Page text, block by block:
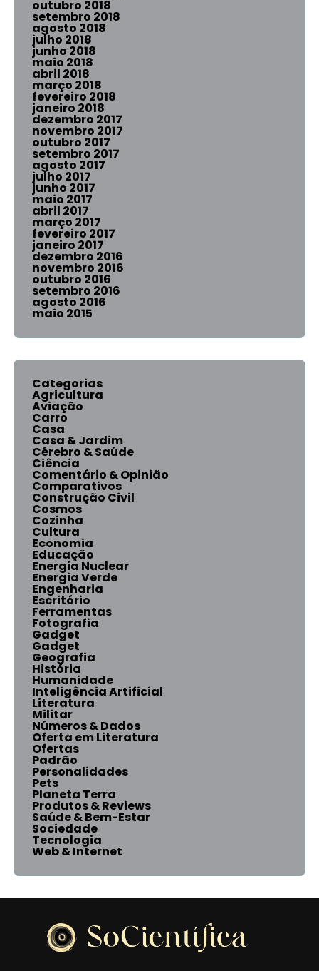
outubro 2018
setembro 2018
agosto 2018
julho 2018
junho 2018
maio 2018
abril 2018
março 2018
fevereiro 2018
janeiro 2018
dezembro 2017
novembro 2017
outubro 2017
setembro 2017
agosto 2017
julho 2017
junho 2017
maio 2017
abril 2017
março 2017
fevereiro 2017
janeiro 2017
dezembro 2016
novembro 2016
outubro 2016
setembro 2016
agosto 2016
maio 2015
Categorias
Agricultura
Aviação
Carro
Casa
Casa & Jardim
Cérebro & Saúde
Ciência
Comentário & Opinião
Comparativos
Construção Civil
Cosmos
Cozinha
Cultura
Economia
Educação
Energia Nuclear
Energia Verde
Engenharia
Escritório
Ferramentas
Fotografia
Gadget
Gadget
Geografia
História
Humanidade
Inteligência Artificial
Literatura
Militar
Números & Dados
Oferta em Literatura
Ofertas
Padrão
Personalidades
Pets
Planeta Terra
Produtos & Reviews
Saúde & Bem-Estar
Sociedade
Tecnologia
Web & Internet